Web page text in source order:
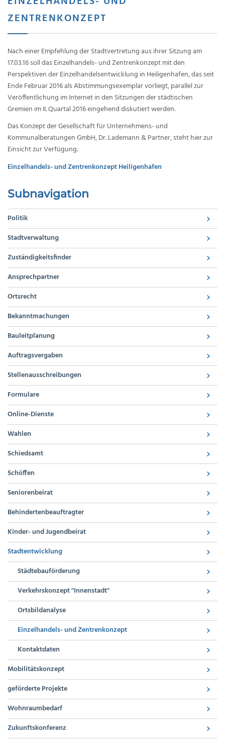
ZENTRENKONZEPT
Nach einer Empfehlung der Stadtvertretung aus ihrer Sitzung am
17.03.16 soll das Einzelhandels- und Zentrenkonzept mit den
Perspektiven der Einzelhandelsentwicklung in Heiligenhafen, das seit
Ende Februar 2016 als Abstimmungsexemplar vorliegt, parallel zur
Veröffentlichung im Internet in den Sitzungen der städtischen
Gremien im II. Quartal 2016 eingehend diskutiert werden.
Das Konzept der Gesellschaft für Unternehmens- und
Kommunalberatungen GmbH, Dr. Lademann & Partner, steht hier zur
Einsicht zur Verfügung:
Einzelhandels- und Zentrenkonzept Heiligenhafen
Subnavigation
Politik
Stadtverwaltung
Zuständigkeitsfinder
Ansprechpartner
Ortsrecht
Bekanntmachungen
Bauleitplanung
Auftragsvergaben
Stellenausschreibungen
Formulare
Online-Dienste
Wahlen
Schiedsamt
Schöffen
Seniorenbeirat
Behindertenbeauftragter
Kinder- und Jugendbeirat
Stadtentwicklung
Städtebauförderung
Verkehrskonzept "Innenstadt"
Ortsbildanalyse
Einzelhandels- und Zentrenkonzept
Kontaktdaten
Mobilitätskonzept
geförderte Projekte
Wohnraumbedarf
Zukunftskonferenz